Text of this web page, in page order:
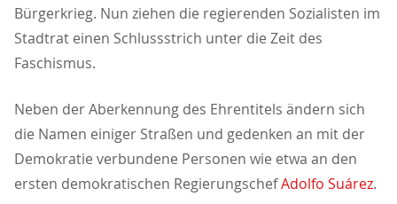
Bürgerkrieg. Nun ziehen die regierenden Sozialisten im
Stadtrat einen Schlussstrich unter die Zeit des
Faschismus.
Neben der Aberkennung des Ehrentitels ändern sich
die Namen einiger Straßen und gedenken an mit der
Demokratie verbundene Personen wie etwa an den
ersten demokratischen RegierungschefAdolfo Suárez.